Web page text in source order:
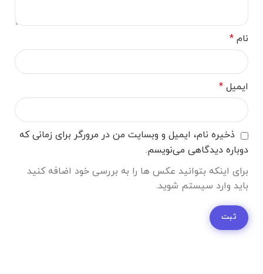
نام *
ایمیل *
ذخیره نام، ایمیل و وبسایت من در مرورگر برای زمانی که
دوباره دیدگاهی می‌نویسم.
برای اینکه بتوانید عکس ها را به بررسی خود اضافه کنید
باید وارد سیستم شوید.